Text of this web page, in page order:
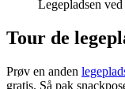
Legepladsen
Tour de
Prøv en anden
gratis. Så pak